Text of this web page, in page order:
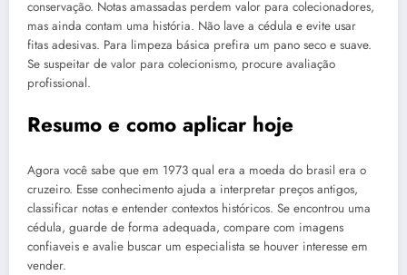
conservação. Notas amassadas perdem valor para colecionadores,
mas ainda contam uma história. Não lave a cédula e evite usar
fitas adesivas. Para limpeza básica prefira um pano seco e suave.
Se suspeitar de valor para colecionismo, procure avaliação
profissional.
Resumo e como aplicar hoje
Agora você sabe que em 1973 qual era a moeda do brasil era o
cruzeiro. Esse conhecimento ajuda a interpretar preços antigos,
classificar notas e entender contextos históricos. Se encontrou uma
cédula, guarde de forma adequada, compare com imagens
confiaveis e avalie buscar um especialista se houver interesse em
vender.